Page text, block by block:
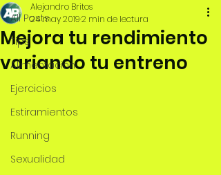
All Posts
Tips
Alimentación
Ejercicios
Estiramientos
Running
Sexualidad
Mejora tu rendimiento
variando tu entreno
Alejandro Britos
24 may 20192 min de lectura